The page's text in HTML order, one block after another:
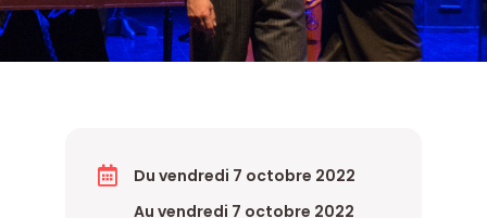
Du vendredi 7 octobre 2022
Au vendredi 7 octobre 2022